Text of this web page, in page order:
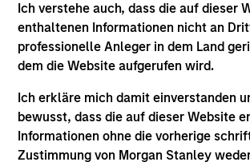
Ich verstehe auch, dass die auf dieser
enthaltenen Informationen nicht an
professionelle Anleger in dem Land
dem die Website aufgerufen wird.
Ich erkläre mich damit einverstanden
bewusst, dass die auf dieser Website
Informationen ohne die vorherige
Zustimmung von Morgan Stanley
VIERTELJÄHRLICH
The BEAT™ for Q3 2026 -
markets. Each edition gives you ideas
that show you how to navigate the
investment environment.